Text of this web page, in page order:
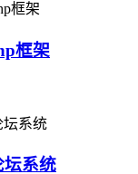
框架
坛系统